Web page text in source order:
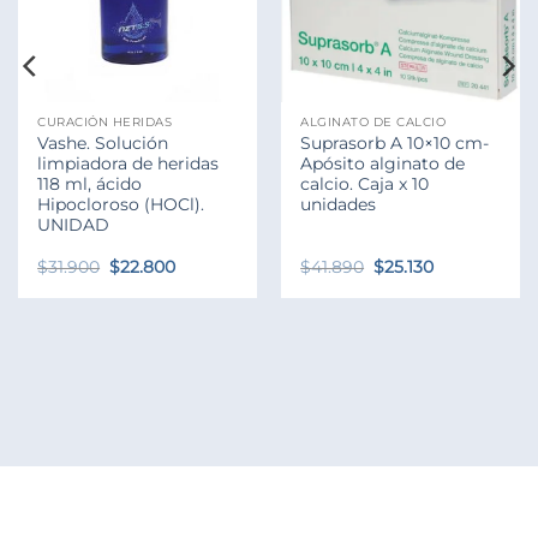
CURACIÓN HERIDAS
Vashe. Solución
limpiadora de heridas
118 ml, ácido
Hipocloroso (HOCl).
UNIDAD
$31.900 El
precio
original
$22.800El
actual
ALGINATO DE CALCIO
Suprasorb A 10×10 cm-
Apósito alginato de
calcio. Caja x 10
unidades
$41.890 El
precio
original
$25.130El
actual